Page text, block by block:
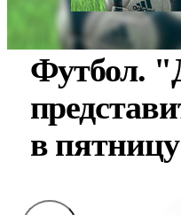
Футбол.
в пятницу